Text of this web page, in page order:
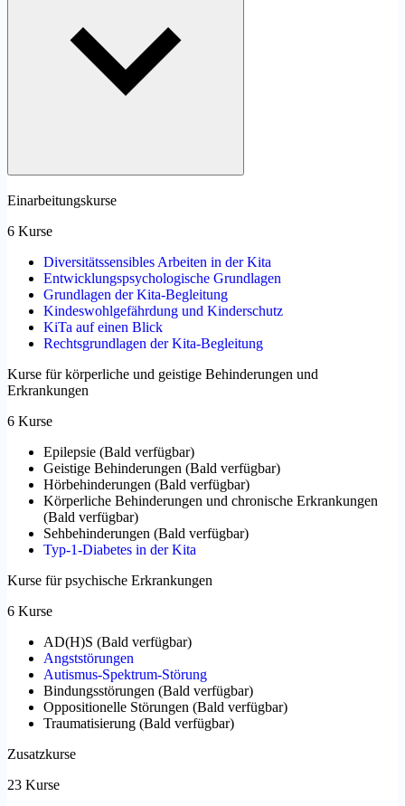
Einarbeitungskurse
6 Kurse
Diversitätssensibles Arbeiten in der Kita
Entwicklungspsychologische Grundlagen
Grundlagen der Kita-Begleitung
Kindeswohlgefährdung und Kinderschutz
KiTa auf einen Blick
Rechtsgrundlagen der Kita-Begleitung
Kurse für körperliche und geistige Behinderungen und
Erkrankungen
6 Kurse
Epilepsie (Bald verfügbar)
Geistige Behinderungen (Bald verfügbar)
Hörbehinderungen (Bald verfügbar)
Körperliche Behinderungen und chronische Erkrankungen
(Bald verfügbar)
Sehbehinderungen (Bald verfügbar)
Typ-1-Diabetes in der Kita
Kurse für psychische Erkrankungen
6 Kurse
AD(H)S (Bald verfügbar)
Angststörungen
Autismus-Spektrum-Störung
Bindungsstörungen (Bald verfügbar)
Oppositionelle Störungen (Bald verfügbar)
Traumatisierung (Bald verfügbar)
Zusatzkurse
23 Kurse